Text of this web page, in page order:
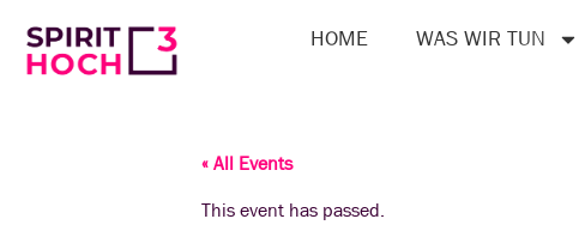
HOME WAS WIR TUN
« All Events
This event has passed.